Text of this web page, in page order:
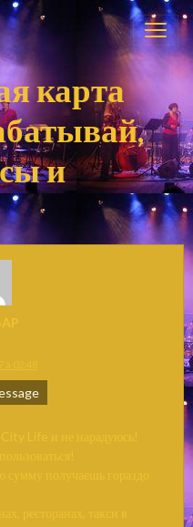
карта
и
City Life и не нарадуюсь!
получаешь гораздо
ресторанах, такси в